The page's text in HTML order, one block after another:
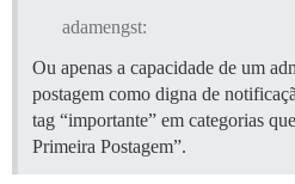
adamengst:
Ou apenas a capacidade de um
postagem como digna de
tag “importante” em categorias
Primeira Postagem”.